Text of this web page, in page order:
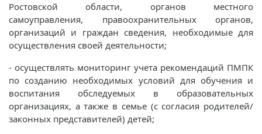
Ростовской области, органов местного
самоуправления, правоохранительных органов,
организаций и граждан сведения, необходимые для
осуществления своей деятельности;
- осуществлять мониторинг учета рекомендаций ПМПК
по созданию необходимых условий для обучения и
воспитания обследуемых в образовательных
организациях, а также в семье (с согласия родителей/
законных представителей) детей;